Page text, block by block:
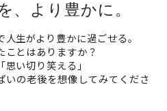
、より豊かに。
生がより豊かに過ごせる。
とはありますか？
い切り笑える」
いの老後を想像してみてくださ